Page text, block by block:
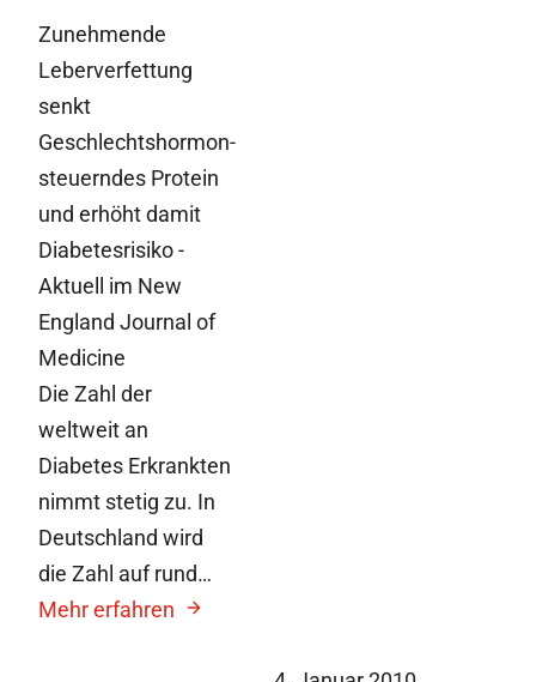
Zunehmende
Leberverfettung
senkt
Geschlechtshormon-
steuerndes Protein
und erhöht damit
Diabetesrisiko -
Aktuell im New
England Journal of
Medicine
Die Zahl der
weltweit an
Diabetes Erkrankten
nimmt stetig zu. In
Deutschland wird
die Zahl auf rund…
Mehr erfahren